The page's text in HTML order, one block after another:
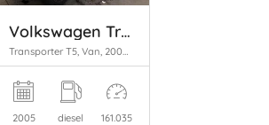
Volkswagen Transporter
Transporter T5, Van, 2003 / 2015 1.9 TDi
2005 diesel 161.035